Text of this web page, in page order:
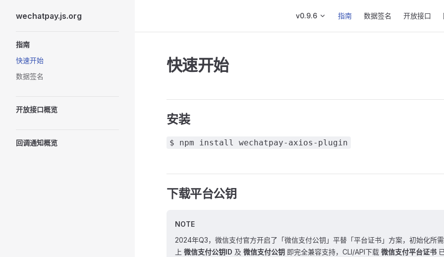
Skip to content
wechatpay.js.org v0.9.6 指南 数据签名 开放接口
指南
快速开始
数据签名
开放接口概览
回调通知概览
快速开始
安装
$ npm install wechatpay-axios-plugin
下载平台公钥
NOTE
2024年Q3，微信支付官方开启了「微信支付公钥」平替「平台证书」方案，初始化所
上 微信支付公钥ID 及 微信支付公钥 即完全兼容支持，CLI/API下载 微信支付平台证书